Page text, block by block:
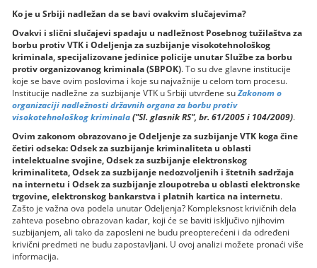
Ko je u Srbiji nadležan da se bavi ovakvim slučajevima?
Ovakvi i slični slučajevi spadaju u nadležnost Posebnog tužilaštva za
borbu protiv VTK i Odeljenja za suzbijanje visokotehnološkog
kriminala, specijalizovane jedinice policije unutar Službe za borbu
protiv organizovanog kriminala (SBPOK). To su dve glavne institucije
koje se bave ovim poslovima i koje su najvažnije u celom tom procesu.
Institucije nadležne za suzbijanje VTK u Srbiji utvrđene suZakonom o
organizaciji nadležnosti državnih organa za borbu protiv
visokotehnološkog kriminala("Sl. glasnik RS", br. 61/2005 i 104/2009).
Ovim zakonom obrazovano je Odeljenje za suzbijanje VTK koga čine
četiri odseka: Odsek za suzbijanje kriminaliteta u oblasti
intelektualne svojine, Odsek za suzbijanje elektronskog
kriminaliteta, Odsek za suzbijanje nedozvoljenih i štetnih sadržaja
na internetu i Odsek za suzbijanje zloupotreba u oblasti elektronske
trgovine, elektronskog bankarstva i platnih kartica na internetu.
Zašto je važna ova podela unutar Odeljenja? Kompleksnost krivičnih dela
zahteva posebno obrazovan kadar, koji će se baviti isključivo njihovim
suzbijanjem, ali tako da zaposleni ne budu preopterećeni i da određeni
krivični predmeti ne budu zapostavljani. U ovoj analizi možete pronaći više
informacija.